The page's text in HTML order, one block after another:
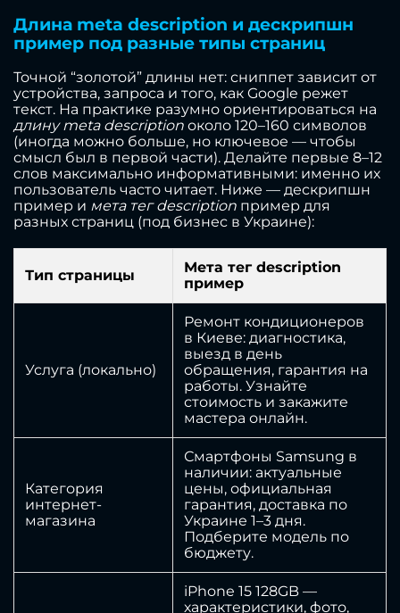
Длина meta description и дескрипшн
пример под разные типы страниц
Точной “золотой” длины нет: сниппет зависит от
устройства, запроса и того, как Google режет
текст. На практике разумно ориентироваться на
длину meta description около 120–160 символов
(иногда можно больше, но ключевое — чтобы
смысл был в первой части). Делайте первые 8–12
слов максимально информативными: именно их
пользователь часто читает. Ниже — дескрипшн
пример и мета тег description пример для
разных страниц (под бизнес в Украине):
Тип страницы
Мета тег description
пример
Услуга (локально)
Ремонт кондиционеров
в Киеве: диагностика,
выезд в день
обращения, гарантия на
работы. Узнайте
стоимость и закажите
мастера онлайн.
Категория
интернет-
магазина
Смартфоны Samsung в
наличии: актуальные
цены, официальная
гарантия, доставка по
Украине 1–3 дня.
Подберите модель по
бюджету.
iPhone 15 128GB —
характеристики, фото,